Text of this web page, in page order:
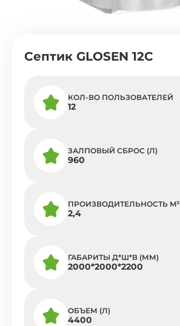
Септик GLOSEN 12C
КОЛ-ВО ПОЛЬЗОВАТЕЛЕЙ
12
ЗАЛПОВЫЙ СБРОС (Л)
960
ПРОИЗВОДИТЕЛЬНОСТЬ M³
2,4
ГАБАРИТЫ Д*Ш*В (ММ)
2000*2000*2200
ОБЪЕМ (Л)
4400